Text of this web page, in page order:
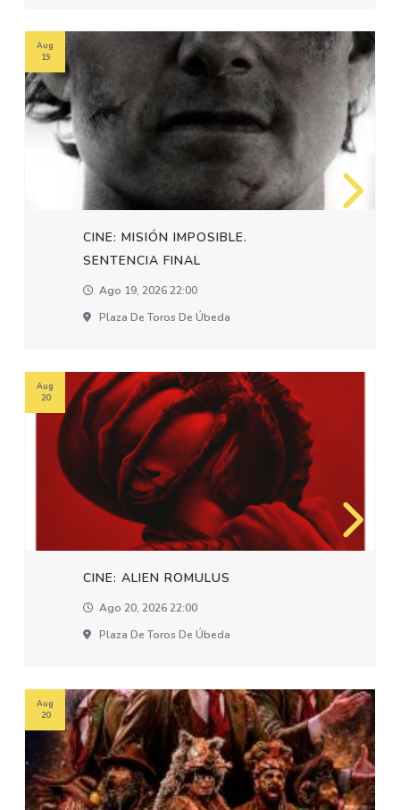
CINE: MISIÓN IMPOSIBLE.
SENTENCIA FINAL
Ago 19, 2026 22:00
Plaza De Toros De Úbeda
Aug
19
CINE: ALIEN ROMULUS
Ago 20, 2026 22:00
Plaza De Toros De Úbeda
Aug
20
Aug
20